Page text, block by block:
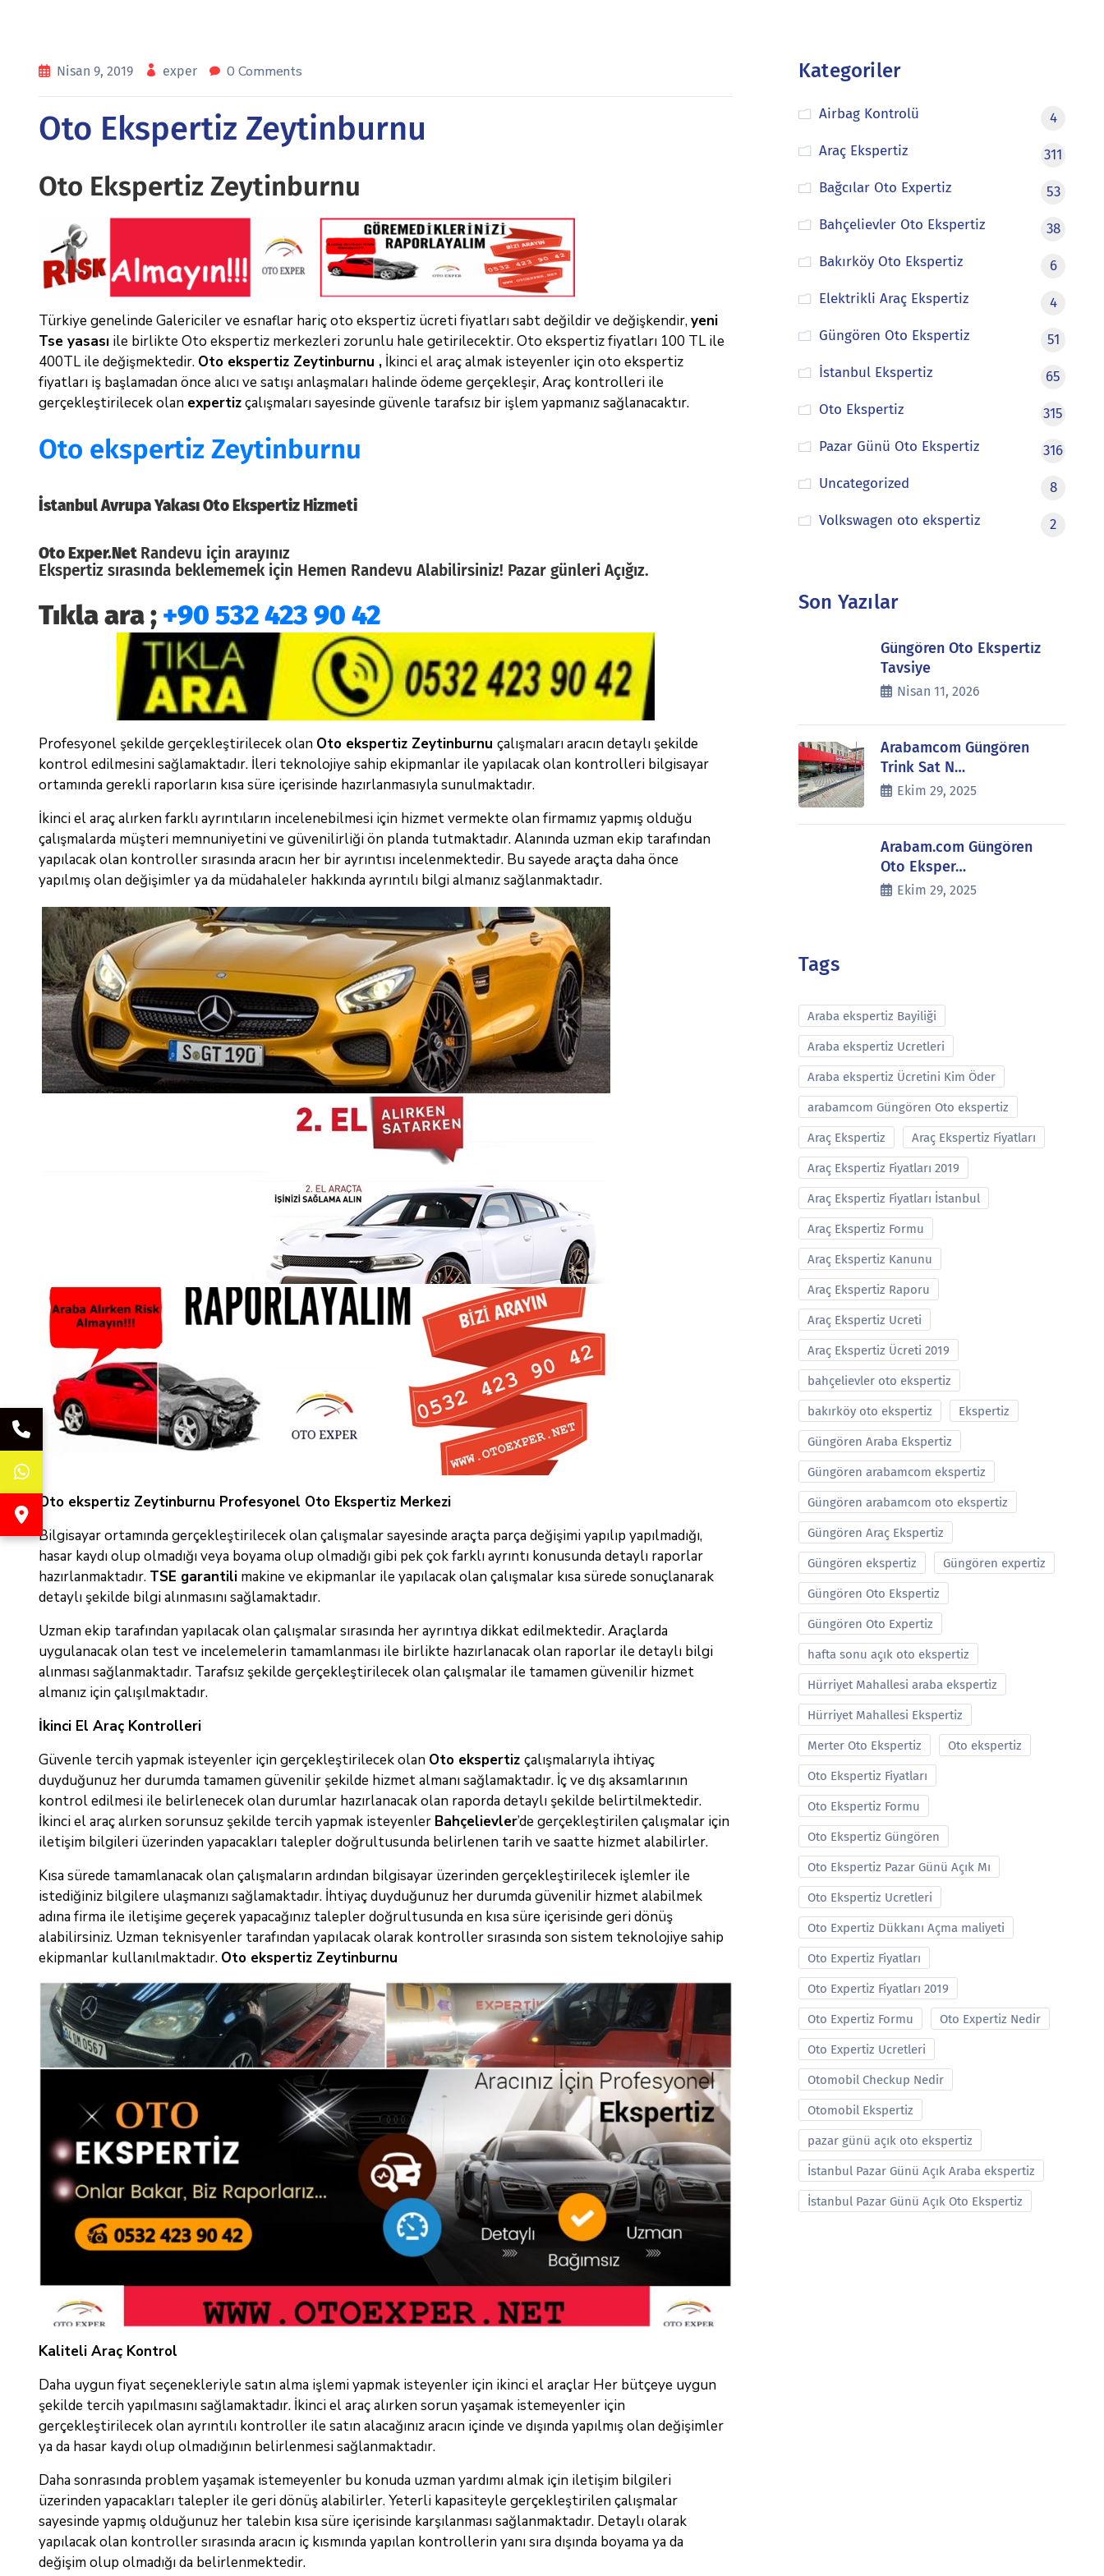
Nisan 9, 2019 exper 0 Comments
Oto Ekspertiz Zeytinburnu
Oto Ekspertiz Zeytinburnu
Türkiye genelinde Galericiler ve esnaflar hariç oto ekspertiz ücreti fiyatları sabt değildir ve değişkendir,yeni
Tse yasası ile birlikte Oto ekspertiz merkezleri zorunlu hale getirilecektir. Oto ekspertiz fiyatları 100 TL ile
400TL ile değişmektedir. Oto ekspertiz Zeytinburnu , İkinci el araç almak isteyenler için oto ekspertiz
fiyatları iş başlamadan önce alıcı ve satışı anlaşmaları halinde ödeme gerçekleşir, Araç kontrolleri ile
gerçekleştirilecek olan expertizçalışmaları sayesinde güvenle tarafsız bir işlem yapmanız sağlanacaktır.
Oto ekspertiz Zeytinburnu
İstanbul Avrupa Yakası Oto Ekspertiz Hizmeti
Oto Exper.Net Randevu için arayınız
Ekspertiz sırasında beklememek için Hemen Randevu Alabilirsiniz! Pazar günleri Açığız.
Tıkla ara ; +90 532 423 90 42
Profesyonel şekilde gerçekleştirilecek olan Oto ekspertiz Zeytinburnu çalışmaları aracın detaylı şekilde
kontrol edilmesini sağlamaktadır. İleri teknolojiye sahip ekipmanlar ile yapılacak olan kontrolleri bilgisayar
ortamında gerekli raporların kısa süre içerisinde hazırlanmasıyla sunulmaktadır.
İkinci el araç alırken farklı ayrıntıların incelenebilmesi için hizmet vermekte olan firmamız yapmış olduğu
çalışmalarda müşteri memnuniyetini ve güvenilirliği ön planda tutmaktadır. Alanında uzman ekip tarafından
yapılacak olan kontroller sırasında aracın her bir ayrıntısı incelenmektedir. Bu sayede araçta daha önce
yapılmış olan değişimler ya da müdahaleler hakkında ayrıntılı bilgi almanız sağlanmaktadır.
Oto ekspertiz Zeytinburnu Profesyonel Oto Ekspertiz Merkezi
Bilgisayar ortamında gerçekleştirilecek olan çalışmalar sayesinde araçta parça değişimi yapılıp yapılmadığı,
hasar kaydı olup olmadığı veya boyama olup olmadığı gibi pek çok farklı ayrıntı konusunda detaylı raporlar
hazırlanmaktadır. TSE garantili makine ve ekipmanlar ile yapılacak olan çalışmalar kısa sürede sonuçlanarak
detaylı şekilde bilgi alınmasını sağlamaktadır.
Uzman ekip tarafından yapılacak olan çalışmalar sırasında her ayrıntıya dikkat edilmektedir. Araçlarda
uygulanacak olan test ve incelemelerin tamamlanması ile birlikte hazırlanacak olan raporlar ile detaylı bilgi
alınması sağlanmaktadır. Tarafsız şekilde gerçekleştirilecek olan çalışmalar ile tamamen güvenilir hizmet
almanız için çalışılmaktadır.
İkinci El Araç Kontrolleri
Güvenle tercih yapmak isteyenler için gerçekleştirilecek olan Oto ekspertiz çalışmalarıyla ihtiyaç
duyduğunuz her durumda tamamen güvenilir şekilde hizmet almanı sağlamaktadır. İç ve dış aksamlarının
kontrol edilmesi ile belirlenecek olan durumlar hazırlanacak olan raporda detaylı şekilde belirtilmektedir.
İkinci el araç alırken sorunsuz şekilde tercih yapmak isteyenler Bahçelievler’de gerçekleştirilen çalışmalar için
iletişim bilgileri üzerinden yapacakları talepler doğrultusunda belirlenen tarih ve saatte hizmet alabilirler.
Kısa sürede tamamlanacak olan çalışmaların ardından bilgisayar üzerinden gerçekleştirilecek işlemler ile
istediğiniz bilgilere ulaşmanızı sağlamaktadır. İhtiyaç duyduğunuz her durumda güvenilir hizmet alabilmek
adına firma ile iletişime geçerek yapacağınız talepler doğrultusunda en kısa süre içerisinde geri dönüş
alabilirsiniz. Uzman teknisyenler tarafından yapılacak olarak kontroller sırasında son sistem teknolojiye sahip
ekipmanlar kullanılmaktadır. Oto ekspertiz Zeytinburnu
Kaliteli Araç Kontrol
Daha uygun fiyat seçenekleriyle satın alma işlemi yapmak isteyenler için ikinci el araçlar Her bütçeye uygun
şekilde tercih yapılmasını sağlamaktadır. İkinci el araç alırken sorun yaşamak istemeyenler için
gerçekleştirilecek olan ayrıntılı kontroller ile satın alacağınız aracın içinde ve dışında yapılmış olan değişimler
ya da hasar kaydı olup olmadığının belirlenmesi sağlanmaktadır.
Daha sonrasında problem yaşamak istemeyenler bu konuda uzman yardımı almak için iletişim bilgileri
üzerinden yapacakları talepler ile geri dönüş alabilirler. Yeterli kapasiteyle gerçekleştirilen çalışmalar
sayesinde yapmış olduğunuz her talebin kısa süre içerisinde karşılanması sağlanmaktadır. Detaylı olarak
yapılacak olan kontroller sırasında aracın iç kısmında yapılan kontrollerin yanı sıra dışında boyama ya da
değişim olup olmadığı da belirlenmektedir.
Kategoriler
Airbag Kontrolü
4
Araç Ekspertiz
311
Bağcılar Oto Expertiz
53
Bahçelievler Oto Ekspertiz
38
Bakırköy Oto Ekspertiz
6
Elektrikli Araç Ekspertiz
4
Güngören Oto Ekspertiz
51
İstanbul Ekspertiz
65
Oto Ekspertiz
315
Pazar Günü Oto Ekspertiz
316
Uncategorized
8
Volkswagen oto ekspertiz
2
Son Yazılar
Güngören Oto Ekspertiz
Tavsiye
Nisan 11, 2026
Arabamcom Güngören
Trink Sat N…
Ekim 29, 2025
Arabam.com Güngören
Oto Eksper…
Ekim 29, 2025
Tags
Araba ekspertiz Bayiliği
Araba ekspertiz Ucretleri
Araba ekspertiz Ücretini Kim Öder
arabamcom Güngören Oto ekspertiz
Araç Ekspertiz Araç Ekspertiz Fiyatları
Araç Ekspertiz Fiyatları 2019
Araç Ekspertiz Fiyatları İstanbul
Araç Ekspertiz Formu
Araç Ekspertiz Kanunu
Araç Ekspertiz Raporu
Araç Ekspertiz Ucreti
Araç Ekspertiz Ücreti 2019
bahçelievler oto ekspertiz
bakırköy oto ekspertiz Ekspertiz
Güngören Araba Ekspertiz
Güngören arabamcom ekspertiz
Güngören arabamcom oto ekspertiz
Güngören Araç Ekspertiz
Güngören ekspertiz Güngören expertiz
Güngören Oto Ekspertiz
Güngören Oto Expertiz
hafta sonu açık oto ekspertiz
Hürriyet Mahallesi araba ekspertiz
Hürriyet Mahallesi Ekspertiz
Merter Oto Ekspertiz Oto ekspertiz
Oto Ekspertiz Fiyatları
Oto Ekspertiz Formu
Oto Ekspertiz Güngören
Oto Ekspertiz Pazar Günü Açık Mı
Oto Ekspertiz Ucretleri
Oto Expertiz Dükkanı Açma maliyeti
Oto Expertiz Fiyatları
Oto Expertiz Fiyatları 2019
Oto Expertiz Formu Oto Expertiz Nedir
Oto Expertiz Ucretleri
Otomobil Checkup Nedir
Otomobil Ekspertiz
pazar günü açık oto ekspertiz
İstanbul Pazar Günü Açık Araba ekspertiz
İstanbul Pazar Günü Açık Oto Ekspertiz